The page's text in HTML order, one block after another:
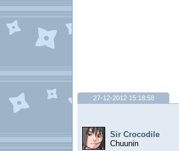
27-12-2012 15:18:58
Sir Crocodile
Chuunin